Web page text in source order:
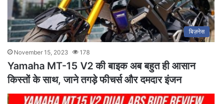
बिज़नेस
November 15, 2023 178
Yamaha MT-15 V2 की बाइक अब बहुत ही आसान
किस्तों के साथ, जाने तगड़े फीचर्स और दमदार इंजन